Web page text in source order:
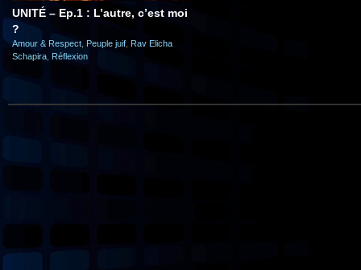
UNITÉ – Ep.1 : L’autre, c’est moi
?
Amour & Respect Peuple juif Rav Elicha
Schapira Réflexion